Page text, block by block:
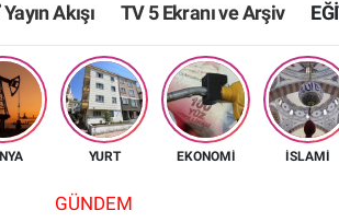
Yayın Akışı TV 5 Ekranı ve Arşiv
YURT EKONOMİ İSLAMİ
GÜNDEM
ve Arşiv